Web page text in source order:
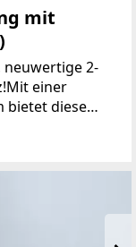
mit
neuwertige 2-
einer
bietet diese
oder Paare.
durch